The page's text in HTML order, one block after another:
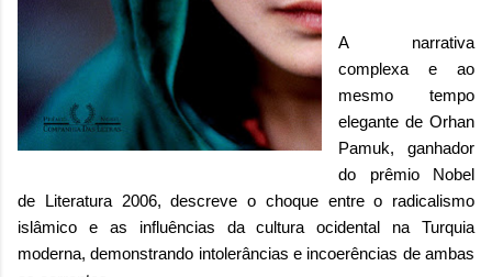
A narrativa
complexa e ao
mesmo tempo
elegante de Orhan
Pamuk, ganhador
do prêmio Nobel
de Literatura 2006, descreve o choque entre o radicalismo
islâmico e as influências da cultura ocidental na Turquia
moderna, demonstrando intolerâncias e incoerências de ambas